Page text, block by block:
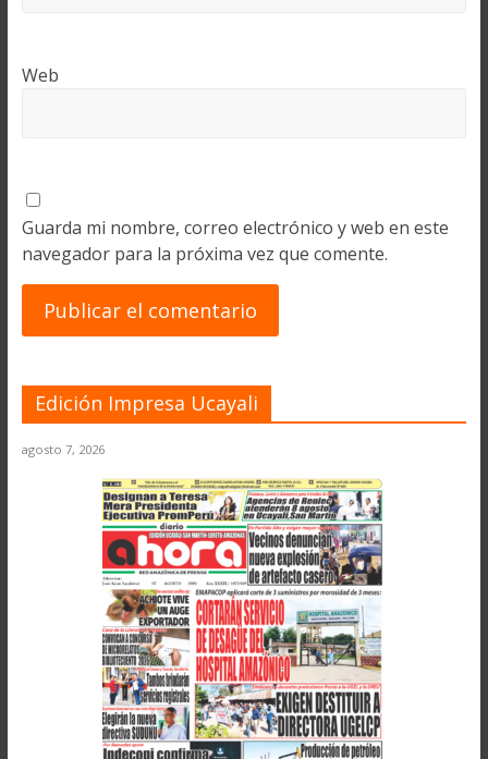
Web
Guarda mi nombre, correo electrónico y web en este
navegador para la próxima vez que comente.
Edición Impresa Ucayali
agosto 7, 2026